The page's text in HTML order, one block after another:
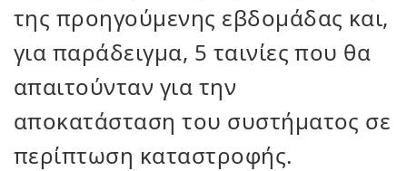
της προηγούμενης εβδομάδας και,
για παράδειγμα, 5 ταινίες που θα
απαιτούνταν για την
αποκατάσταση του συστήματος σε
περίπτωση καταστροφής.